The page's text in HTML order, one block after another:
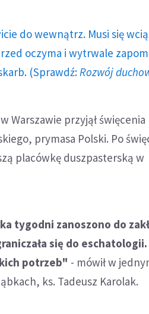
do wewnątrz. Musi się
oczyma i wytrwale
(Sprawdź: Rozwój
Warszawie przyjął święcenia
prymasa Polski. Po
placówkę duszpasterską w
tygodni zanoszono do
się do eschatologii.
potrzeb" - mówił w
ks. Tadeusz Karolak.